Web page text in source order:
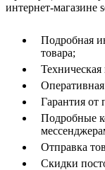
интернет-магазине
Подробная
товара;
Техническая
Гарантия от
Подробные
Отправка
Скидки